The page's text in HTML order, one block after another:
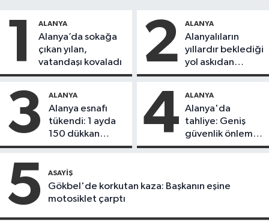
1 ALANYA
Alanya’da sokağa
çıkan yılan,
vatandaşı kovaladı
2 ALANYA
Alanyalıların
yıllardır beklediği
yol askıdan
döndü
3 ALANYA
Alanya esnafı
tükendi: 1 ayda
150 dükkan
kapandı
4 ALANYA
Alanya'da
tahliye: Geniş
güvenlik önlemi
alındı
5 ASAYIŞ
Gökbel'de korkutan kaza: Başkanın eşine
motosiklet çarptı